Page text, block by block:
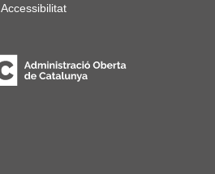
Accessibilitat